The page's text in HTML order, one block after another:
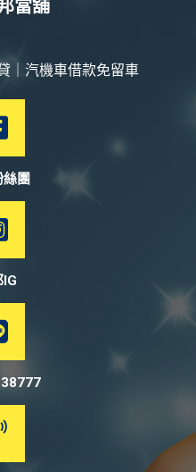
當舖
｜汽機車借款免留車
團
IG